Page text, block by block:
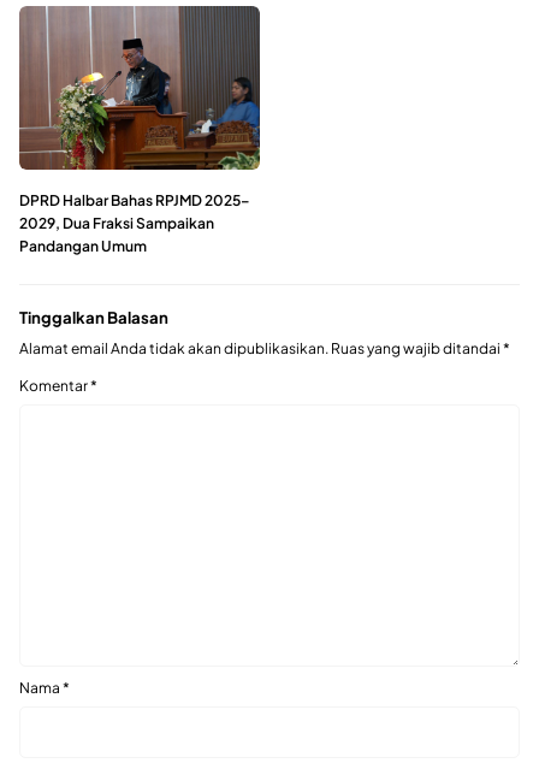
DPRD Halbar Bahas RPJMD 2025–
2029, Dua Fraksi Sampaikan
Pandangan Umum
Tinggalkan Balasan
Alamat email Anda tidak akan dipublikasikan. Ruas yang wajib ditandai *
Komentar*
Nama *